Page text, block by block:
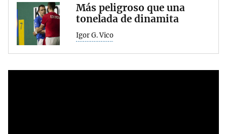
Más peligroso que una
tonelada de dinamita
Igor G. Vico